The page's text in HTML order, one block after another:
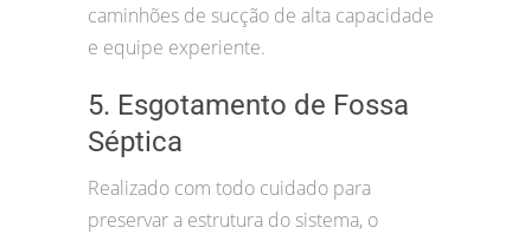
caminhões de sucção de alta capacidade
e equipe experiente.
5. Esgotamento de Fossa
Séptica
Realizado com todo cuidado para
preservar a estrutura do sistema, o